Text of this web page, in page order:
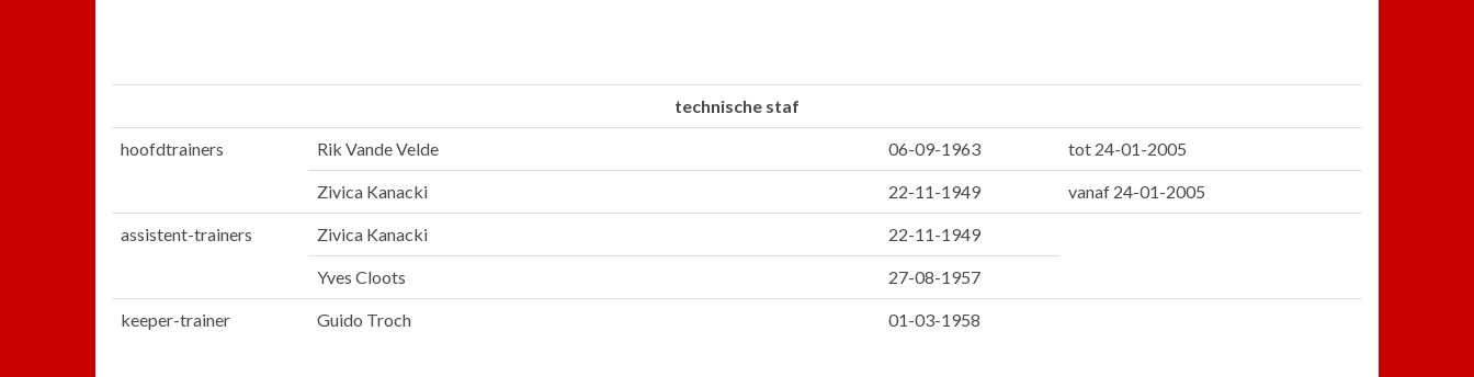
technische staf
hoofdtrainers Rik Vande Velde 06-09-1963 tot 24-01-2005
Zivica Kanacki 22-11-1949 vanaf 24-01-2005
assistent-trainers Zivica Kanacki 22-11-1949
Yves Cloots 27-08-1957
keeper-trainer Guido Troch 01-03-1958